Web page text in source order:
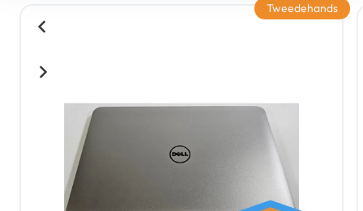
Tweedehands